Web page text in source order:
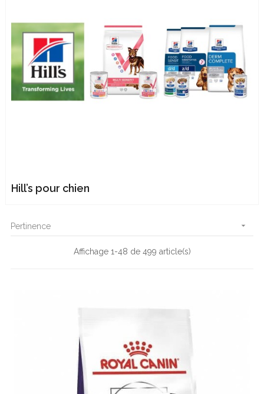
Hill’s pour chien
Pertinence 
Affichage 1-48 de 499 article(s)